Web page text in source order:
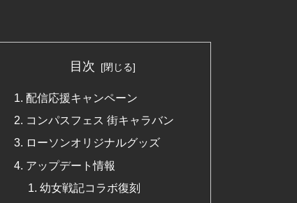
目次
配信応援キャンペーン
コンパスフェス 街キャラバン
ローソンオリジナルグッズ
アップデート情報
幼女戦記コラボ復刻